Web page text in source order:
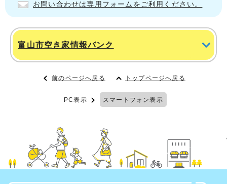
お問い合わせは専用フォームをご利用ください。
富山市空き家情報バンク
前のページへ戻る トップページへ戻る
PC表示 スマートフォン表示